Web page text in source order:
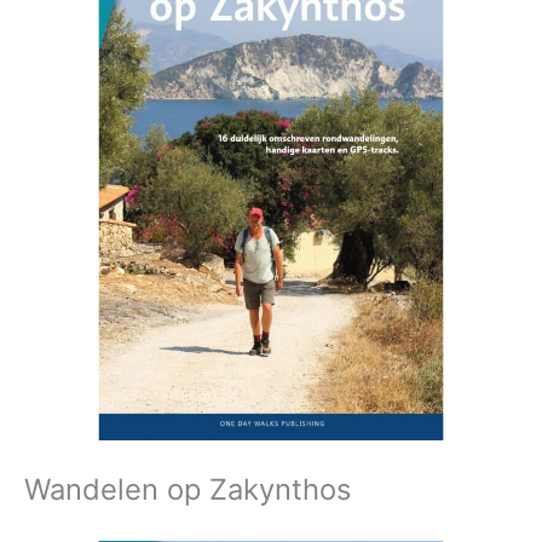
Wandelen op Zakynthos